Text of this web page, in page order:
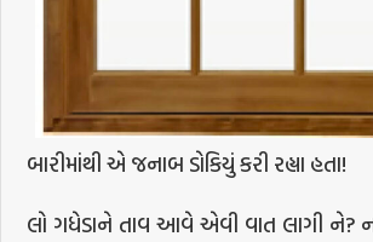
બારીમાંથી એ જનાબ ડોકિયું કરી રહ્યા હતા!
લો ગધેડાને તાવ આવે એવી વાત લાગી